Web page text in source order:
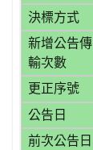
決標方式
新增公告傳
輸次數
更正序號
公告日
前次公告日